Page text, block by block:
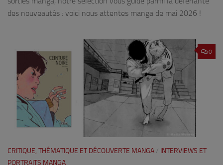
des nouveautés : voici nous attentes manga de mai 2026 !
0
CRITIQUE, THÉMATIQUE ET DÉCOUVERTE MANGA / INTERVIEWS ET
PORTRAITS MANGA